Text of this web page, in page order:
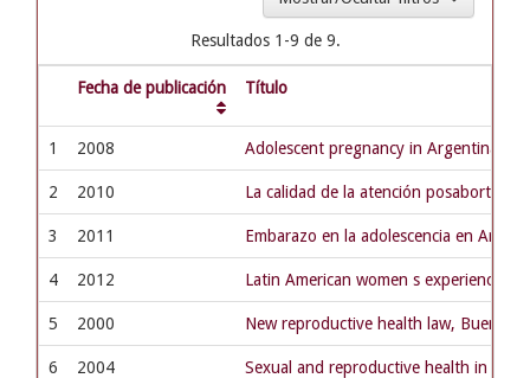
Resultados 1-9 de 9.
Fecha de publicación Título
1 2008 Adolescent pregnancy in Argentina:
2 2010 La calidad de la atención posaborto:
3 2011 Embarazo en la adolescencia en
4 2012 Latin American women s experiences
5 2000 New reproductive health law, Buenos
6 2004 Sexual and reproductive health in